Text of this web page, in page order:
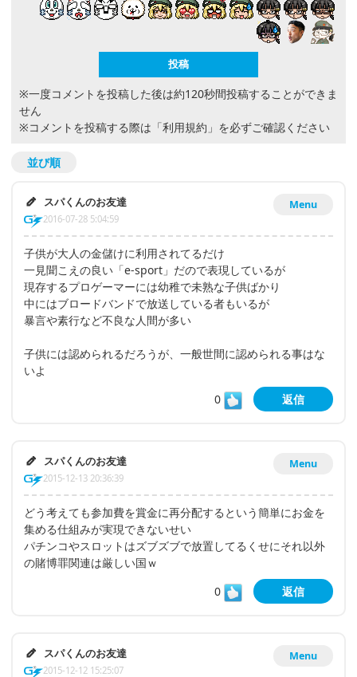
※一度コメントを投稿した後は約120秒間投稿することができま
せん
※コメントを投稿する際は 「利用規約」 を必ずご確認ください
並び順
Menu
スパくんのお友達
2016-07-28 5:04:59
子供が大人の金儲けに利用されてるだけ
一見聞こえの良い「e-sport」だので表現しているが
現存するプロゲーマーには幼稚で未熟な子供ばかり
中にはブロードバンドで放送している者もいるが
暴言や素行など不良な人間が多い
子供には認められるだろうが、一般世間に認められる事はな
いよ
0
返信
Menu
スパくんのお友達
2015-12-13 20:36:39
どう考えても参加費を賞金に再分配するという簡単にお金を
集める仕組みが実現できないせい
パチンコやスロットはズブズブで放置してるくせにそれ以外
の賭博罪関連は厳しい国ｗ
0
返信
Menu
スパくんのお友達
2015-12-12 15:25:07